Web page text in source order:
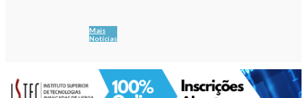
Mais
Notícias